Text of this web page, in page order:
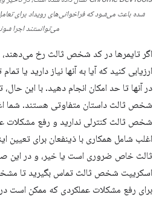
شده باعث می‌شود که فراخوانی‌های رویداد برای
می‌توانستند اجرا
اگر تایمرها در کد شخص ثالث رخ می‌دهند،
ارزیابی کنید که آیا به آنها نیاز دارید یا
در آنها تا حد امکان انجام دهید. با این
شخص ثالث داستان متفاوتی هستند. شما
شخص ثالث کنترلی ندارید و رفع مشکلات
اغلب شامل همکاری با ذینفعان برای
ثالث خاص ضروری است یا خیر، و در این
اسکریپت شخص ثالث تماس بگیرید تا
برای رفع مشکلات عملکردی که ممکن است